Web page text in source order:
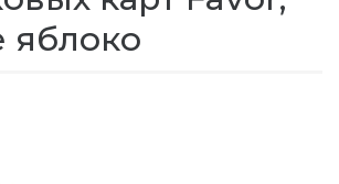
яблоко